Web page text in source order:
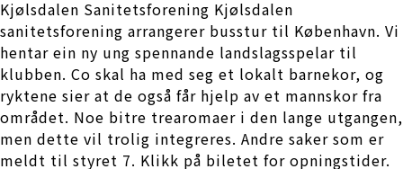
Kjølsdalen Sanitetsforening Kjølsdalen
sanitetsforening arrangerer busstur til København. Vi
hentar ein ny ung spennande landslagsspelar til
klubben. Co skal ha med seg et lokalt barnekor, og
ryktene sier at de også får hjelp av et mannskor fra
området. Noe bitre trearomaer i den lange utgangen,
men dette vil trolig integreres. Andre saker som er
meldt til styret 7. Klikk på biletet for opningstider.